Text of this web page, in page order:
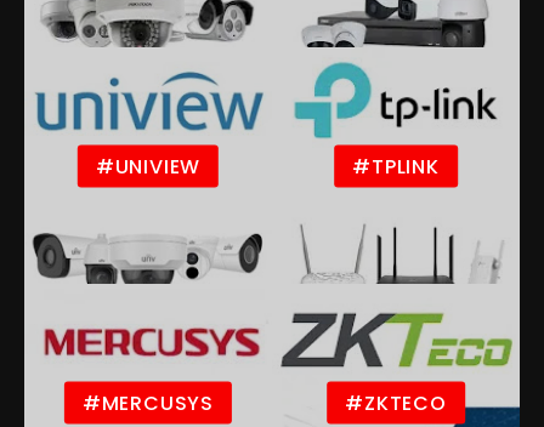
#UNIVIEW #TPLINK
#MERCUSYS #ZKTECO